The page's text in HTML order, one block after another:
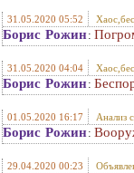
31.05.2020 05:52
Борис Рожин:
31.05.2020 04:04
Борис Рожин:
01.05.2020 16:17 Анализ
Борис Рожин:
29.04.2020 00:23